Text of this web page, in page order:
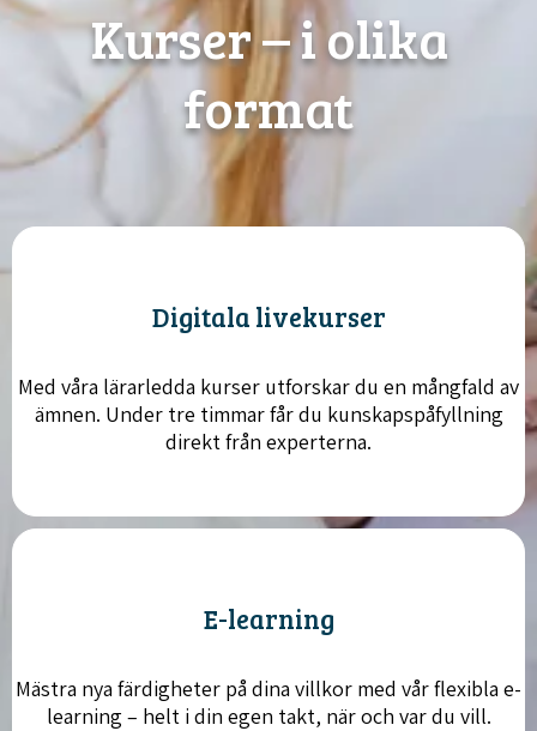
Kurser – i olika
format
Digitala livekurser
Med våra lärarledda kurser utforskar du en mångfald av
ämnen. Under tre timmar får du kunskapspåfyllning
direkt från experterna.
E-learning
Mästra nya färdigheter på dina villkor med vår flexibla e-
learning – helt i din egen takt, när och var du vill.